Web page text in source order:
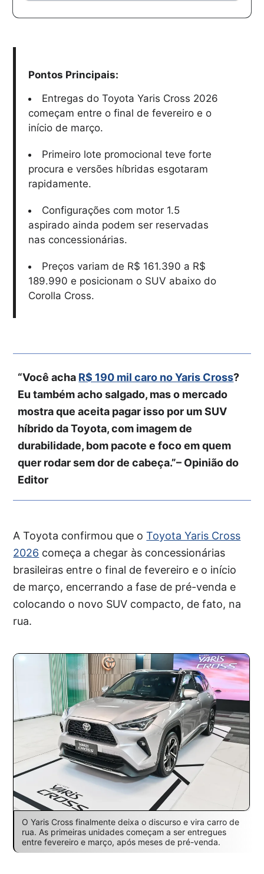
Pontos Principais:
Entregas do Toyota Yaris Cross 2026
começam entre o final de fevereiro e o
início de março.
Primeiro lote promocional teve forte
procura e versões híbridas esgotaram
rapidamente.
Configurações com motor 1.5
aspirado ainda podem ser reservadas
nas concessionárias.
Preços variam de R$ 161.390 a R$
189.990 e posicionam o SUV abaixo do
Corolla Cross.
“Você acha R$ 190 mil caro no Yaris Cross?
Eu também acho salgado, mas o mercado
mostra que aceita pagar isso por um SUV
híbrido da Toyota, com imagem de
durabilidade, bom pacote e foco em quem
quer rodar sem dor de cabeça.”– Opinião do
Editor
A Toyota confirmou que oToyota Yaris Cross
2026 começa a chegar às concessionárias
brasileiras entre o final de fevereiro e o início
de março, encerrando a fase de pré-venda e
colocando o novo SUV compacto, de fato, na
rua.
O Yaris Cross finalmente deixa o discurso e vira carro de
rua. As primeiras unidades começam a ser entregues
entre fevereiro e março, após meses de pré-venda.